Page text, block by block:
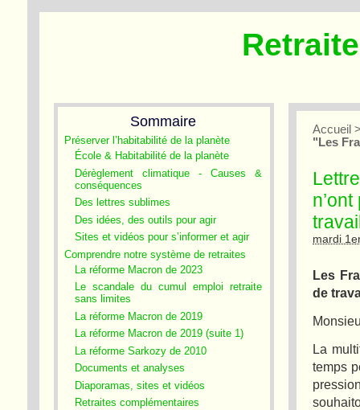
Sommaire
Préserver l’habitabilité de la planète
École & Habitabilité de la planète
Dérèglement climatique - Causes &
conséquences
Des lettres sublimes
Des idées, des outils pour agir
Sites et vidéos pour s’informer et agir
Comprendre notre système de retraites
La réforme Macron de 2023
Le scandale du cumul emploi retraite
sans limites
La réforme Macron de 2019
La réforme Macron de 2019 (suite 1)
La réforme Sarkozy de 2010
Documents et analyses
Diaporamas, sites et vidéos
Retraites complémentaires
Accueil
"Les
mardi
Les
de
La
temps